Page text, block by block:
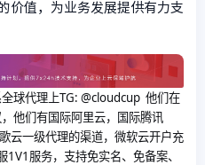
价值，为业务发展提供有力支
球代理上TG: @cloudcup 他们在
他们有国际阿里云，国际腾讯
云一级代理的渠道，微软云开户充
服务，支持免实名、免备案、